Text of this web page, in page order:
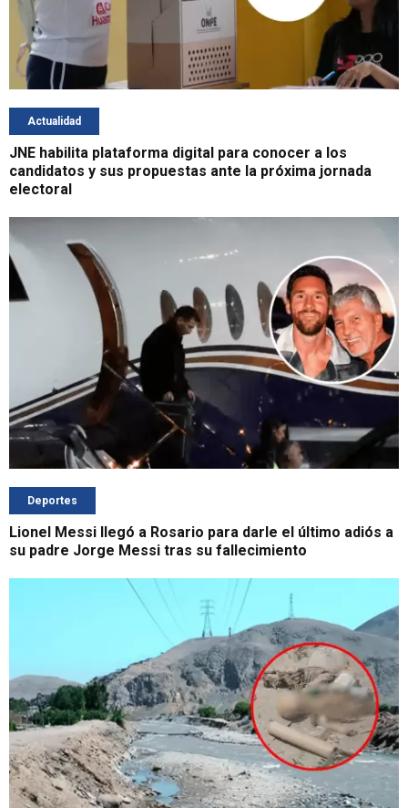
Actualidad
JNE habilita plataforma digital para conocer a los
candidatos y sus propuestas ante la próxima jornada
electoral
Deportes
Lionel Messi llegó a Rosario para darle el último adiós a
su padre Jorge Messi tras su fallecimiento